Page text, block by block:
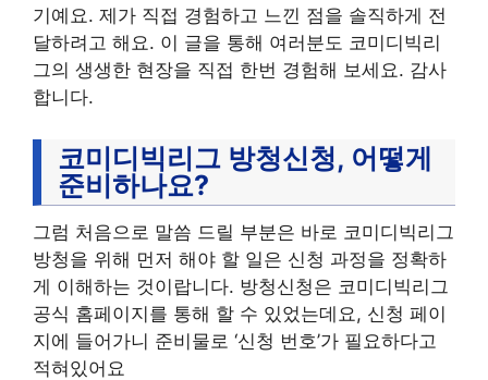
기예요. 제가 직접 경험하고 느낀 점을 솔직하게 전
달하려고 해요. 이 글을 통해 여러분도 코미디빅리
그의 생생한 현장을 직접 한번 경험해 보세요. 감사
합니다.
코미디빅리그 방청신청, 어떻게
준비하나요?
그럼 처음으로 말씀 드릴 부분은 바로 코미디빅리그
방청을 위해 먼저 해야 할 일은 신청 과정을 정확하
게 이해하는 것이랍니다. 방청신청은 코미디빅리그
공식 홈페이지를 통해 할 수 있었는데요, 신청 페이
지에 들어가니 준비물로 ‘신청 번호’가 필요하다고
적혀있어요